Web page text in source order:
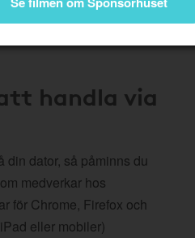
handla via
din dator, så påminns du
medverkar hos
för Chrome, Firefox och
eller mobiler)